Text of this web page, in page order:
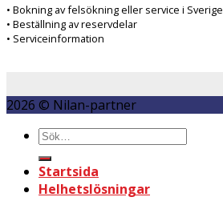
• Bokning av felsökning eller service i Sverige
• Beställning av reservdelar
• Serviceinformation
2026 © Nilan-partner
Sök
efter:
Startsida
Helhetslösningar